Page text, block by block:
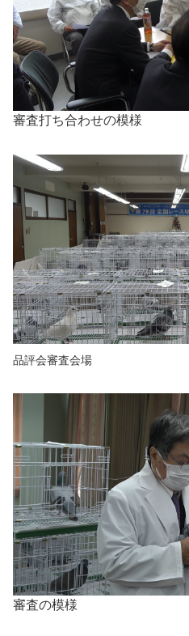
審査打ち合わせの模様
品評会審査会場
審査の模様